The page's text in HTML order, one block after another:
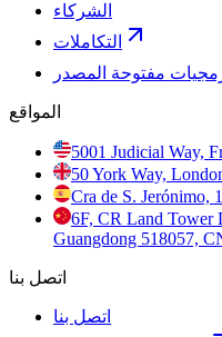
الشركاء
التكاملات
مفتوحة المصدر
المواقع
5001 Judicial Way,
50 York Way,
Cra de S. Jerónimo,
6F, CR Land Tower
Guangdong 518057,
اتصل بنا
اتصل بنا